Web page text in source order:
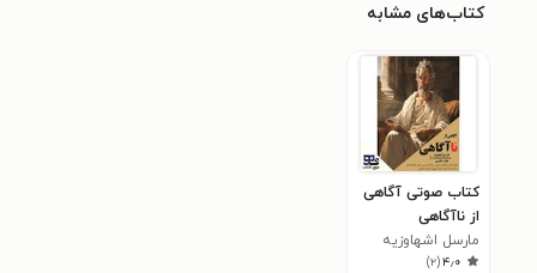
کتاب‌های مشابه
کتاب صوتی آگاهی
از ناآگاهی
مارسل اشهاوزیه
۴٫۰(۲)